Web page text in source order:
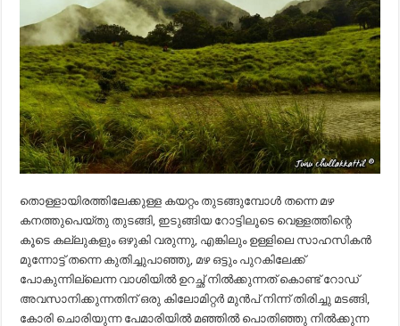
തൊള്ളായിരത്തിലേക്കുള്ള കയറ്റം തുടങ്ങുമ്പോൾ തന്നെ മഴ
കനത്തുപെയ്തു തുടങ്ങി, ഇടുങ്ങിയ റോട്ടിലൂടെ വെള്ളത്തിന്റെ
കൂടെ കല്ലുകളും ഒഴുകി വരുന്നു, എങ്കിലും ഉള്ളിലെ സാഹസികൻ
മുന്നോട്ട് തന്നെ കുതിച്ചുപാഞ്ഞു, മഴ ഒട്ടും പുറകിലേക്ക്
പോകുന്നില്ലെന്ന വാശിയിൽ ഉറച്ഛ് നിൽക്കുന്നത് കൊണ്ട് റോഡ്
അവസാനിക്കുന്നതിന് ഒരു കിലോമിറ്റർ മുൻപ് നിന്ന് തിരിച്ചു മടങ്ങി,
കോരി ചൊരിയുന്ന പേമാരിയിൽ മഞ്ഞിൽ പൊതിഞ്ഞു നിൽക്കുന്ന